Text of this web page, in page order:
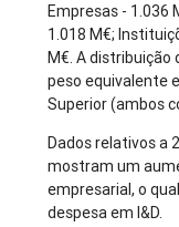
Empresas - 1.036
1.018 M€;
M€. A distribuição
peso equivalente
Superior (ambos
Dados relativos a
mostram um
empresarial, o
despesa em I&D.